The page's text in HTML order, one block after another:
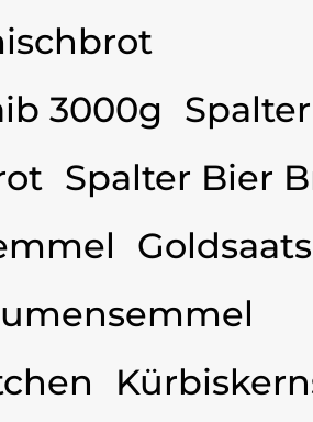
3000g
Spalter Bier